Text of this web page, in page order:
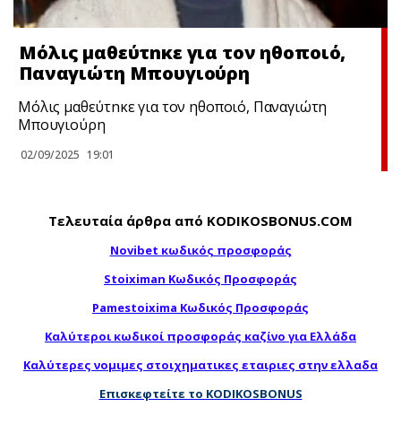
Μόλις μαθεύτnκε για τον ηθοποιό,
Παναγιώτη Μπουγιούρη
Μόλις μαθεύτnκε για τον ηθοποιό, Παναγιώτη
Μπουγιούρη
02/09/2025 19:01
Τελευταία άρθρα από KODIKOSBONUS.COM
Novibet κωδικός προσφοράς
Stoiximan Κωδικός Προσφοράς
Pamestoixima Κωδικός Προσφοράς
Καλύτεροι κωδικοί προσφοράς καζίνο για Ελλάδα
Καλύτερες νομιμες στοιχηματικες εταιριες στην ελλαδα
Επισκεφτείτε το KODIKOSBONUS